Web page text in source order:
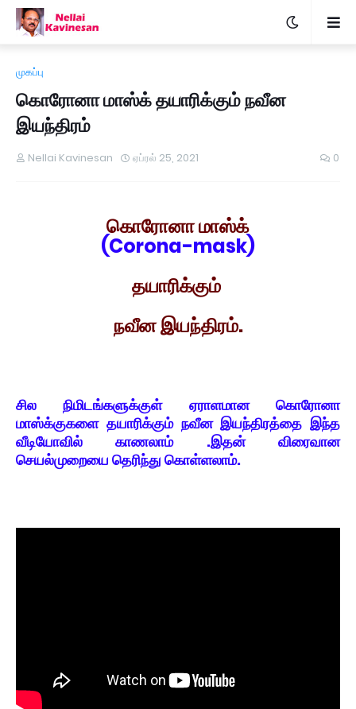
முகப்பு
கொரோனா மாஸ்க் தயாரிக்கும் நவீன
இயந்திரம்
Nellai Kavinesan ஏப்ரல் 25, 2021 0
கொரோனா மாஸ்க்
(Corona-mask)
தயாரிக்கும்
நவீன இயந்திரம்.
சில நிமிடங்களுக்குள் ஏராளமான கொரோனா
மாஸ்க்குகளை தயாரிக்கும் நவீன இயந்திரத்தை இந்த
வீடியோவில் காணலாம் .இதன் விரைவான
செயல்முறையை தெரிந்து கொள்ளலாம்.